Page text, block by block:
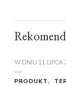
W DNIU 11 LIPCA
PRODUKT